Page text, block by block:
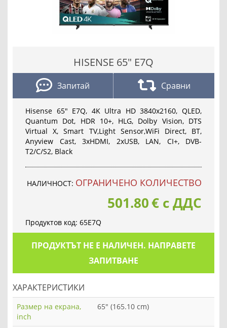
HISENSE 65" E7Q
Запитай Сравни
Hisense 65" E7Q, 4K Ultra HD 3840x2160, QLED,
Quantum Dot, HDR 10+, HLG, Dolby Vision, DTS
Virtual X, Smart TV,Light Sensor,WiFi Direct, BT,
Anyview Cast, 3xHDMI, 2xUSB, LAN, CI+, DVB-
T2/C/S2, Black
НАЛИЧНОСТ: OГРАНИЧЕНО КОЛИЧЕСТВО
501.80€ с ДДС
Продуктов код: 65E7Q
ПРОДУКТЪТ НЕ Е НАЛИЧЕН. НАПРАВЕТЕ
ЗАПИТВАНЕ
ХАРАКТЕРИСТИКИ
Размер на екрана,
inch
65" (165.10 cm)